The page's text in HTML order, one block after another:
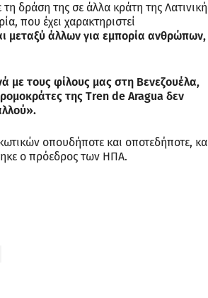
δράση της σε άλλα κράτη της
που έχει χαρακτηριστεί
μεταξύ άλλων για εμπορία ανθρώπων,
με τους φίλους μας στη Βενεζουέλα,
της Tren de Aragua δεν
οπουδήποτε και οποτεδήποτε,
ο πρόεδρος των ΗΠΑ.